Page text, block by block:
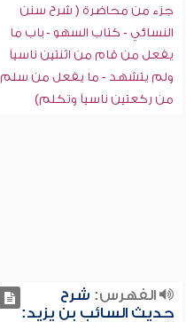
جزء من محاضرة ( شرح سنن
النسائي - كتاب السهو - باب ما
يفعل من قام من اثنتين ناسياً
ولم يتشهد - ما يفعل من سلم
من ركعتين ناسياً وتكلم)
الفهرس: شرح
حديث السائب بن يزيد: